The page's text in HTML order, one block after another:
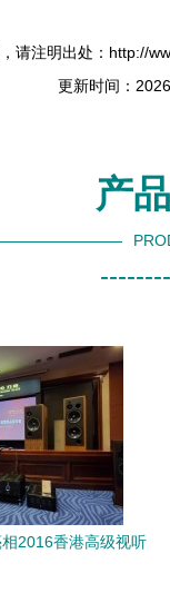
请注明出处：http://
更新时间：
产
2016香港高级视听